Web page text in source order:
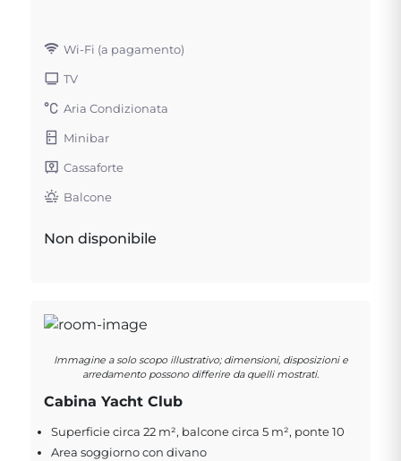
Wi-Fi (a pagamento)
TV
Aria Condizionata
Minibar
Cassaforte
Balcone
Non disponibile
Immagine a solo scopo illustrativo; dimensioni, disposizioni e
arredamento possono differire da quelli mostrati.
Cabina Yacht Club
Superficie circa 22 m², balcone circa 5 m², ponte 10
Area soggiorno con divano